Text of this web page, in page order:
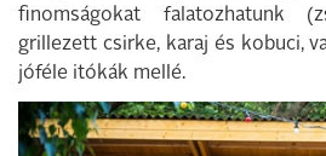
finomságokat falatozhatunk
grillezett csirke, karaj és kobuci,
jóféle itókák mellé.